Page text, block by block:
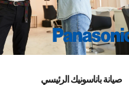
صيانة باناسونيك الرئيسي